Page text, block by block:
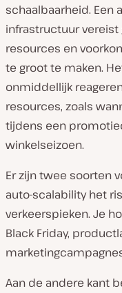
schaalbaarheid. Een
infrastructuur vereist
resources en
te groot te maken.
onmiddellijk
resources, zoals
tijdens een
winkelseizoen.
Er zijn twee soorten
auto-scalability het
verkeerspieken. Je
Black Friday,
Aan de andere kant